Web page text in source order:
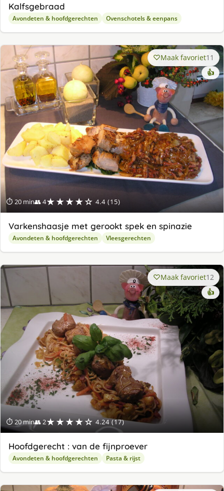
Kalfsgebraad
Avondeten & hoofdgerechten Ovenschotels & eenpans
⏱ 20 min👥 4★★★★☆ 4.4 (15)
Maak favoriet11
👍
Varkenshaasje met gerookt spek en spinazie
Avondeten & hoofdgerechten Vleesgerechten
⏱ 20 min👥 2★★★★☆ 4.24 (17)
Maak favoriet12
👍
Hoofdgerecht : van de fijnproever
Avondeten & hoofdgerechten Pasta & rijst